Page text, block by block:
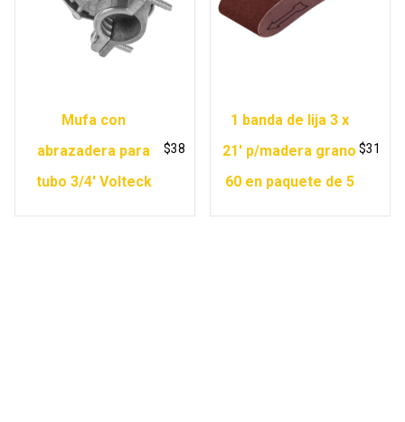
Mufa con
abrazadera para
tubo 3/4′ Volteck
$38
1 banda de lija 3 x
21′ p/madera grano
60 en paquete de 5
$31